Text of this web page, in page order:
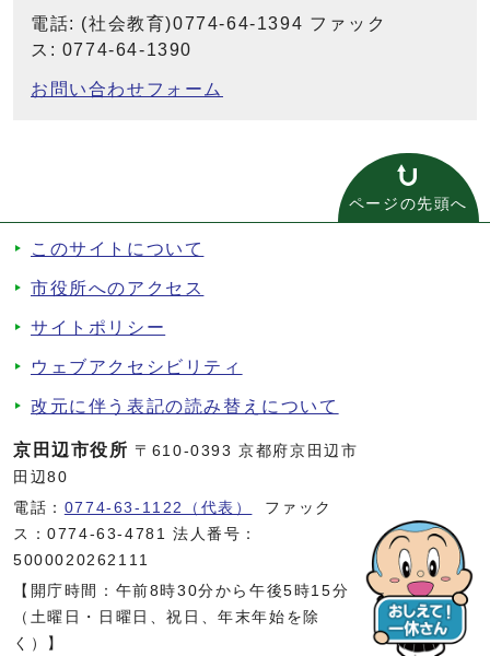
電話: (社会教育)0774-64-1394 ファック
ス: 0774-64-1390
お問い合わせフォーム
ページの先頭へ
このサイトについて
市役所へのアクセス
サイトポリシー
ウェブアクセシビリティ
改元に伴う表記の読み替えについて
京田辺市役所 〒610-0393 京都府京田辺市
田辺80
電話： 0774-63-1122（代表）
ファック
ス：0774-63-4781 法人番号：
5000020262111
【開庁時間：午前8時30分から午後5時15分
（土曜日・日曜日、祝日、年末年始を除
く）】